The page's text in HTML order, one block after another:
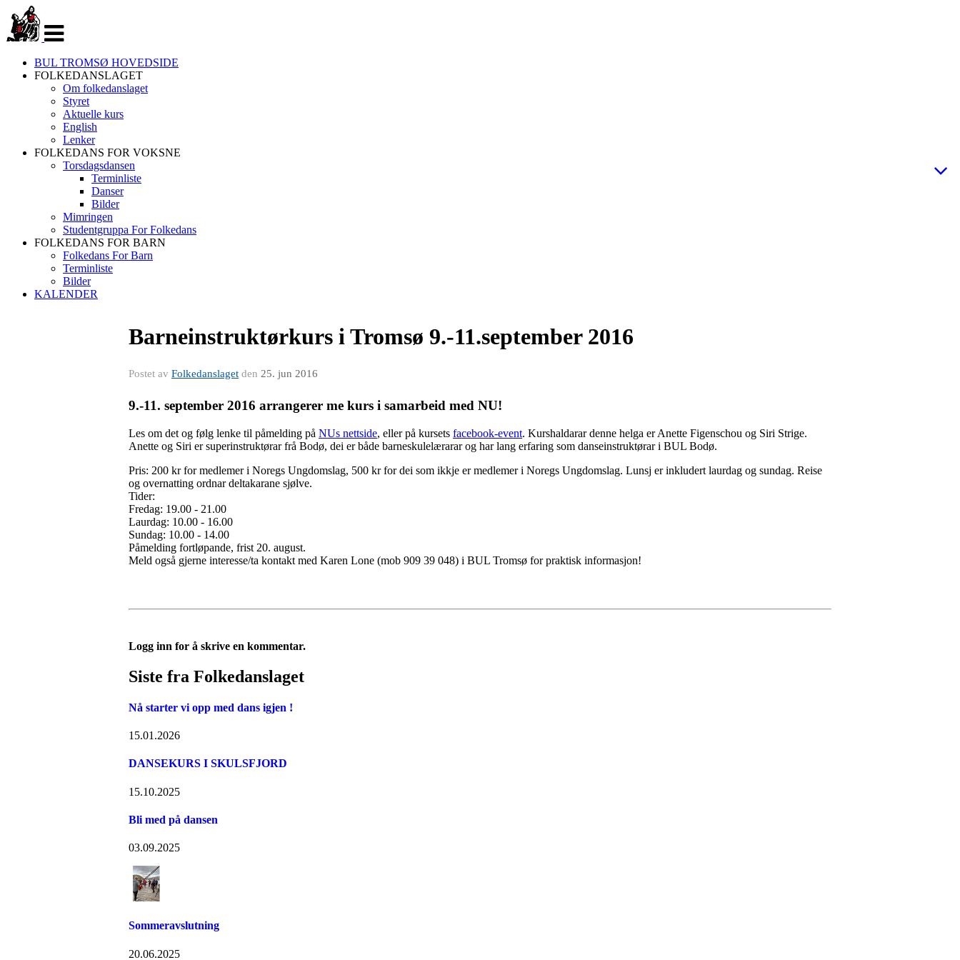
navigasjon
BUL TROMSØ HOVEDSIDE
FOLKEDANSLAGET
Om folkedanslaget
Styret
Aktuelle kurs
English
Lenker
FOLKEDANS FOR VOKSNE
Torsdagsdansen
Terminliste
Danser
Bilder
Mimringen
Studentgruppa For Folkedans
FOLKEDANS FOR BARN
Folkedans For Barn
Terminliste
Bilder
KALENDER
Barneinstruktørkurs i Tromsø 9.-11.september 2016
Postet av Folkedanslaget den 25. jun 2016
9.-11. september 2016 arrangerer me kurs i samarbeid med NU!
Les om det og følg lenke til påmelding på NUs nettside, eller på kursets facebook-event. Kurshaldarar denne helga er Anette Figenschou og Siri Strige.
Anette og Siri er superinstruktørar frå Bodø, dei er både barneskulelærarar og har lang erfaring som danseinstruktørar i BUL Bodø.
Pris: 200 kr for medlemer i Noregs Ungdomslag, 500 kr for dei som ikkje er medlemer i Noregs Ungdomslag. Lunsj er inkludert laurdag og sundag. Reise
og overnatting ordnar deltakarane sjølve.
Tider:
Fredag: 19.00 - 21.00
Laurdag: 10.00 - 16.00
Sundag: 10.00 - 14.00
Påmelding fortløpande, frist 20. august.
Meld også gjerne interesse/ta kontakt med Karen Lone (mob 909 39 048) i BUL Tromsø for praktisk informasjon!
Logg inn for å skrive en kommentar.
Siste fra Folkedanslaget
Nå starter vi opp med dans igjen !
15.01.2026
DANSEKURS I SKULSFJORD
15.10.2025
Bli med på dansen
03.09.2025
Sommeravslutning
20.06.2025